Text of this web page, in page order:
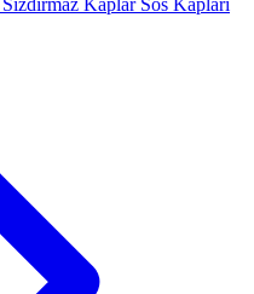
Sızdırmaz Kaplar Sos Kapları